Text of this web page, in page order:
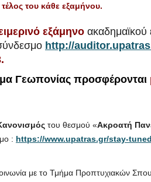
του κάθε εξαμήνου.
εξάμηνο
http://
Γεωπονίας προσφέρονται
του θεσμού «Ακροατή
: https://www.upatras.gr/stay-
με το Τμήμα Προπτυχιακών